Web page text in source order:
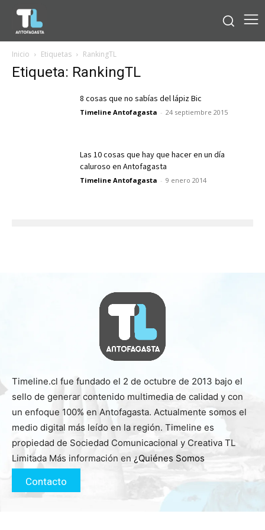
Inicio Etiquetas RankingTL
Etiqueta: RankingTL
8 cosas que no sabías del lápiz Bic
Timeline Antofagasta - 24 septiembre 2015
Las 10 cosas que hay que hacer en un día
caluroso en Antofagasta
Timeline Antofagasta - 9 enero 2014
Timeline.cl fue fundado el 2 de octubre de 2013 bajo el
sello de generar contenido multimedia de calidad y con
un enfoque 100% en Antofagasta. Actualmente somos el
medio digital más leído en la región. Timeline es
propiedad de Sociedad Comunicacional y Creativa TL
Limitada Más información en ¿Quiénes Somos
Contacto